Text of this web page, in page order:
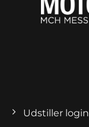
Udstiller login